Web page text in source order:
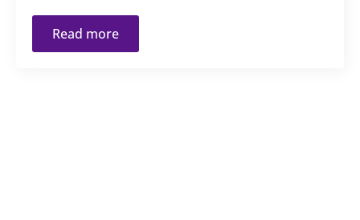
Read more